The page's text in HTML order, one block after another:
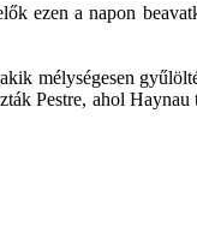
ezen a napon
mélységesen
Pestre, ahol